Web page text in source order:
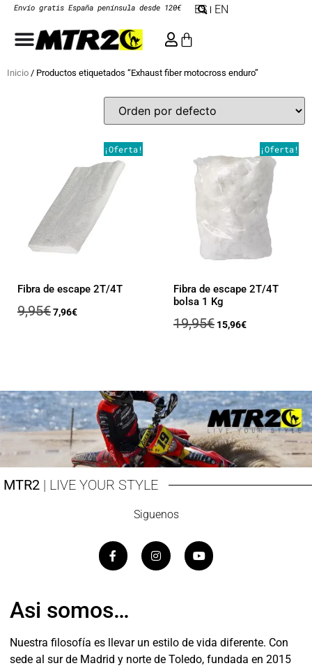
Envío gratis España península desde 120€ ES EN
Inicio / Productos etiquetados “Exhaust fiber motocross enduro”
¡Oferta!
Fibra de escape 2T/4T
9,95€7,96€
¡Oferta!
Fibra de escape 2T/4T
bolsa 1 Kg
19,95€ 15,96€
MTR2 | LIVE YOUR STYLE
Siguenos
Asi somos…
Nuestra filosofía es llevar un estilo de vida diferente. Con
sede al sur de Madrid y norte de Toledo, fundada en 2015